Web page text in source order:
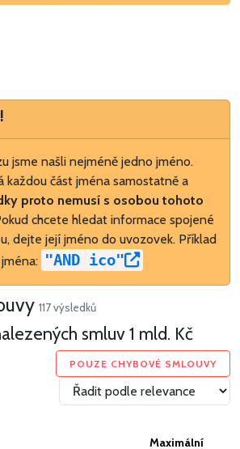
jsme našli nejméně jedno jméno.
každou část jména samostatně a
proto nemusí s osobou tohoto
chcete hledat informace spojené
dejte její jméno do uvozovek. Příklad
"AND ico"
117 výsledků
smluv1 mld. Kč
POUZE CHYBOVÉ SMLOUVY
Maximální